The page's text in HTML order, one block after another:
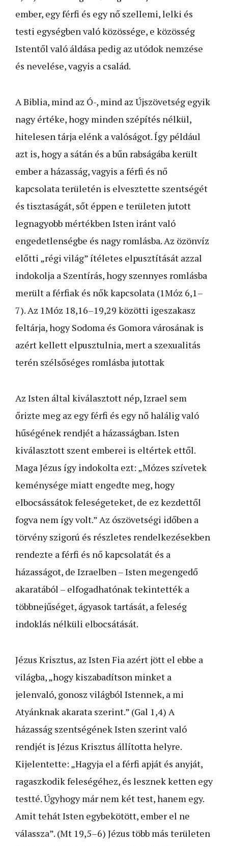
ember, egy férfi és egy nő szellemi, lelki és
testi egységben való közössége, e közösség
Istentől való áldása pedig az utódok nemzése
és nevelése, vagyis a család.
A Biblia, mind az Ó-, mind az Újszövetség egyik
nagy értéke, hogy minden szépítés nélkül,
hitelesen tárja elénk a valóságot. Így például
azt is, hogy a sátán és a bűn rabságába került
ember a házasság, vagyis a férfi és nő
kapcsolata területén is elvesztette szentségét
és tisztaságát, sőt éppen e területen jutott
legnagyobb mértékben Isten iránt való
engedetlenségbe és nagy romlásba. Az özönvíz
előtti „régi világ” ítéletes elpusztítását azzal
indokolja a Szentírás, hogy szennyes romlásba
merült a férfiak és nők kapcsolata (1Móz 6,1–
7). Az 1Móz 18,16–19,29 közötti igeszakasz
feltárja, hogy Sodoma és Gomora városának is
azért kellett elpusztulnia, mert a szexualitás
terén szélsőséges romlásba jutottak
Az Isten által kiválasztott nép, Izrael sem
őrizte meg az egy férfi és egy nő halálig való
hűségének rendjét a házasságban. Isten
kiválasztott szent emberei is eltértek ettől.
Maga Jézus így indokolta ezt: „Mózes szívetek
keménysége miatt engedte meg, hogy
elbocsássátok feleségeteket, de ez kezdettől
fogva nem így volt.” Az ószövetségi időben a
törvény szigorú és részletes rendelkezésekben
rendezte a férfi és nő kapcsolatát és a
házasságot, de Izraelben – Isten megengedő
akaratából – elfogadhatónak tekintették a
többnejűséget, ágyasok tartását, a feleség
indoklás nélküli elbocsátását.
Jézus Krisztus, az Isten Fia azért jött el ebbe a
világba, „hogy kiszabadítson minket a
jelenvaló, gonosz világból Istennek, a mi
Atyánknak akarata szerint.” (Gal 1,4) A
házasság szentségének Isten szerint való
rendjét is Jézus Krisztus állította helyre.
Kijelentette: „Hagyja el a férfi apját és anyját,
ragaszkodik feleségéhez, és lesznek ketten egy
testté. Úgyhogy már nem két test, hanem egy.
Amit tehát Isten egybekötött, ember el ne
válassza”. (Mt 19,5–6) Jézus több más területen